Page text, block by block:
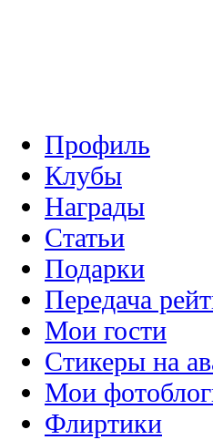
Профиль
Клубы
Награды
Статьи
Подарки
Передача
Мои гости
Стикеры на
Мои
Флиртики